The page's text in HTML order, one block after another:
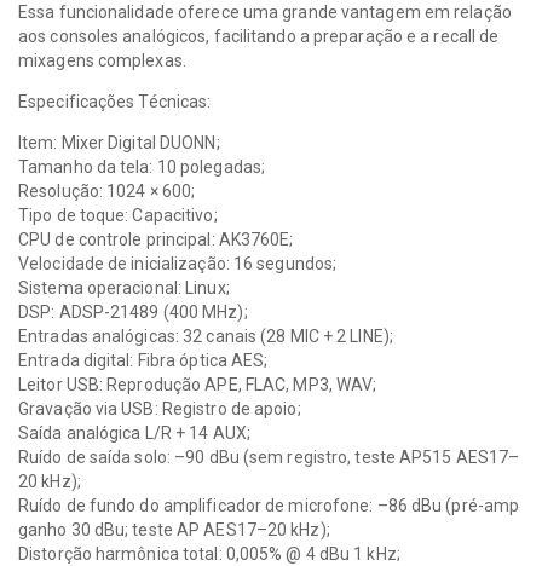
Essa funcionalidade oferece uma grande vantagem em relação
aos consoles analógicos, facilitando a preparação e a recall de
mixagens complexas.
Especificações Técnicas:
Item: Mixer Digital DUONN;
Tamanho da tela: 10 polegadas;
Resolução: 1024 × 600;
Tipo de toque: Capacitivo;
CPU de controle principal: AK3760E;
Velocidade de inicialização: 16 segundos;
Sistema operacional: Linux;
DSP: ADSP-21489 (400 MHz);
Entradas analógicas: 32 canais (28 MIC + 2 LINE);
Entrada digital: Fibra óptica AES;
Leitor USB: Reprodução APE, FLAC, MP3, WAV;
Gravação via USB: Registro de apoio;
Saída analógica L/R + 14 AUX;
Ruído de saída solo: –90 dBu (sem registro, teste AP515 AES17–
20 kHz);
Ruído de fundo do amplificador de microfone: –86 dBu (pré-amp
ganho 30 dBu; teste AP AES17–20 kHz);
Distorção harmônica total: 0,005% @ 4 dBu 1 kHz;